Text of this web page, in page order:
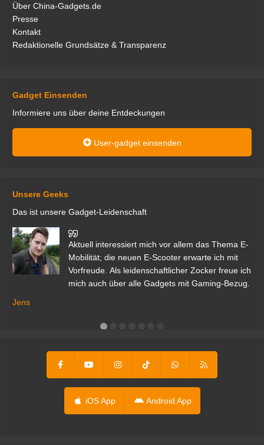
Über China-Gadgets.de
Presse
Kontakt
Redaktionelle Grundsätze & Transparenz
Gadget Einsenden
Informiere uns über deine Entdeckungen
User-gadget einsenden
Unsere Geeks
Das ist unsere Gadget-Leidenschaft
Aktuell interessiert mich vor allem das Thema E-
Mobilität; die neuen E-Scooter erwarte ich mit
Vorfreude. Als leidenschaftlicher Zocker freue ich
mich auch über alle Gadgets mit Gaming-Bezug.
Jens
iOS App Android App